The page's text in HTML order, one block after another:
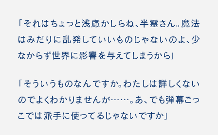
「それはちょっと浅慮かしらね、半霊さん。魔法
はみだりに乱発していいものじゃないのよ、少
なからず世界に影響を与えてしまうから」
「そういうものなんですか。わたしは詳しくない
のでよくわかりませんが……。あ、でも弾幕ごっ
こでは派手に使ってるじゃないですか」